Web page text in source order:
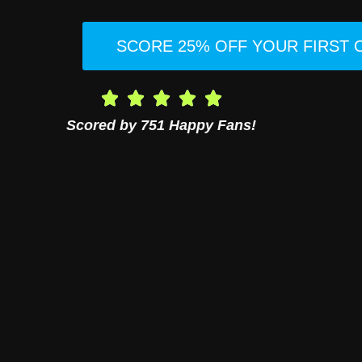
SCORE 25% OFF YOUR FIRST
Scored by 751 Happy Fans!